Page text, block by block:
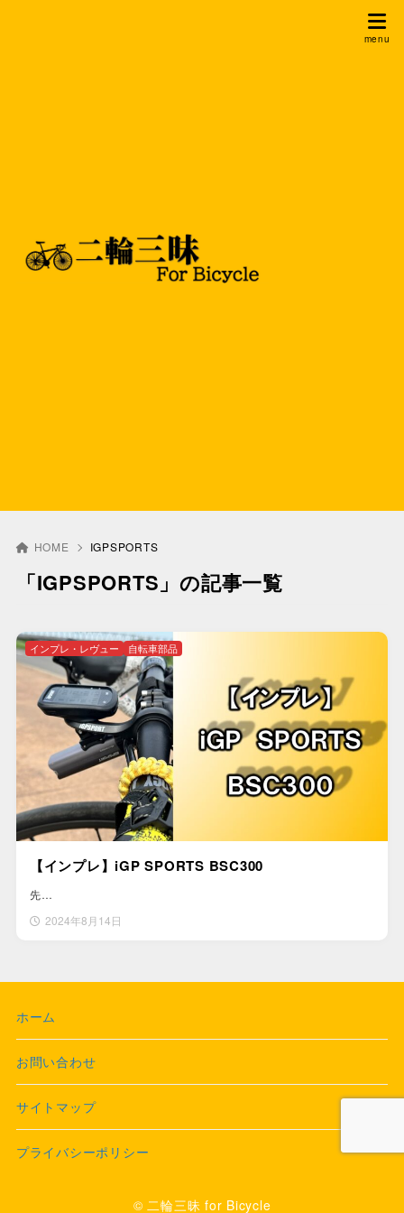
HOME IGPSPORTS
「IGPSPORTS」の記事一覧
【インプレ】iGP SPORTS BSC300
先…
2024年8月14日
インプレ・レヴュー 自転車部品
ホーム
お問い合わせ
サイトマップ
プライバシーポリシー
© 二輪三昧 for Bicycle